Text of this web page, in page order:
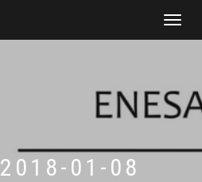
WŁĄCZ
2018-01-08